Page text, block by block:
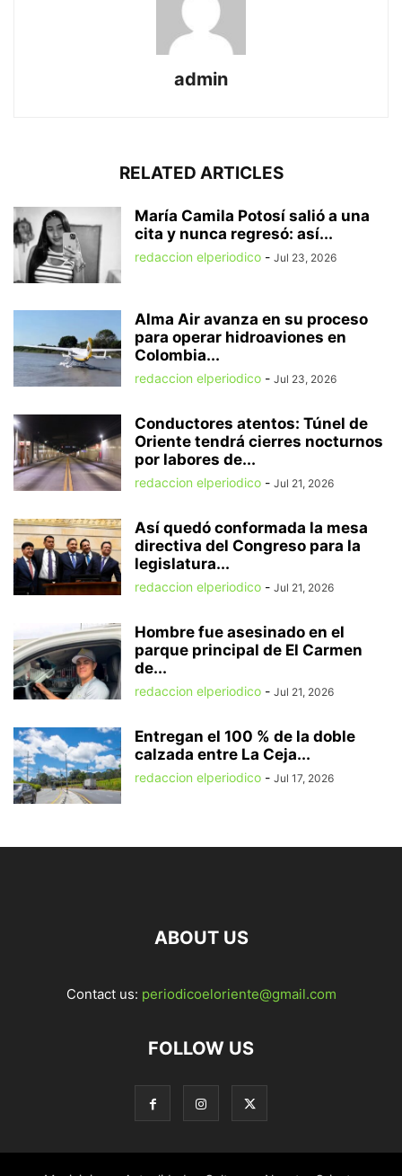
admin
RELATED ARTICLES
María Camila Potosí salió a una
cita y nunca regresó: así...
redaccion elperiodico - Jul 23, 2026
Alma Air avanza en su proceso
para operar hidroaviones en
Colombia...
redaccion elperiodico - Jul 23, 2026
Conductores atentos: Túnel de
Oriente tendrá cierres nocturnos
por labores de...
redaccion elperiodico - Jul 21, 2026
Así quedó conformada la mesa
directiva del Congreso para la
legislatura...
redaccion elperiodico - Jul 21, 2026
Hombre fue asesinado en el
parque principal de El Carmen
de...
redaccion elperiodico - Jul 21, 2026
Entregan el 100 % de la doble
calzada entre La Ceja...
redaccion elperiodico - Jul 17, 2026
ABOUT US
Contact us: periodicoeloriente@gmail.com
FOLLOW US